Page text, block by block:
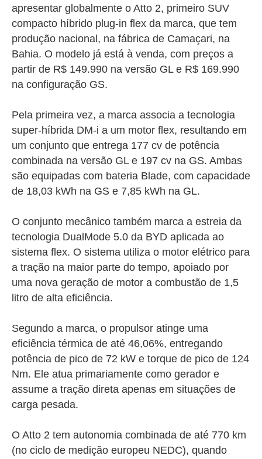
apresentar globalmente o Atto 2, primeiro SUV
compacto híbrido plug-in flex da marca, que tem
produção nacional, na fábrica de Camaçari, na
Bahia. O modelo já está à venda, com preços a
partir de R$ 149.990 na versão GL e R$ 169.990
na configuração GS.
Pela primeira vez, a marca associa a tecnologia
super-híbrida DM-i a um motor flex, resultando em
um conjunto que entrega 177 cv de potência
combinada na versão GL e 197 cv na GS. Ambas
são equipadas com bateria Blade, com capacidade
de 18,03 kWh na GS e 7,85 kWh na GL.
O conjunto mecânico também marca a estreia da
tecnologia DualMode 5.0 da BYD aplicada ao
sistema flex. O sistema utiliza o motor elétrico para
a tração na maior parte do tempo, apoiado por
uma nova geração de motor a combustão de 1,5
litro de alta eficiência.
Segundo a marca, o propulsor atinge uma
eficiência térmica de até 46,06%, entregando
potência de pico de 72 kW e torque de pico de 124
Nm. Ele atua primariamente como gerador e
assume a tração direta apenas em situações de
carga pesada.
O Atto 2 tem autonomia combinada de até 770 km
(no ciclo de medição europeu NEDC), quando